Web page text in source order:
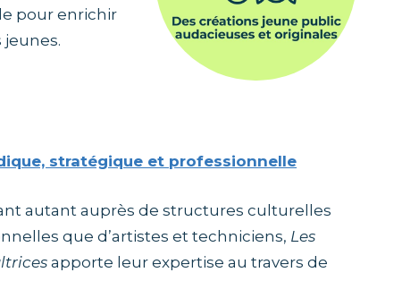
pour enrichir
stratégique et professionnelle
autant auprès de structures culturelles
que d’artistes et techniciens, Les
apporte leur expertise au travers de